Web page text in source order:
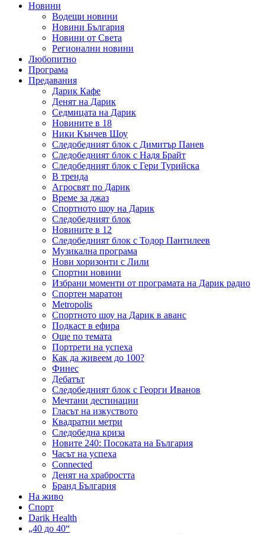
Новини
Водещи новини
Новини България
Новини от Света
Регионални новини
Любопитно
Програма
Предавания
Дарик Кафе
Денят на Дарик
Седмицата на Дарик
Новините в 18
Ники Кънчев Шоу
Следобедният блок с Димитър Панев
Следобедният блок с Надя Брайт
Следобедният блок с Гери Турийска
В тренда
Агросвят по Дарик
Време за джаз
Спортното шоу на Дарик
Следобедният блок
Новините в 12
Следобедният блок с Тодор Пантилеев
Музикална програма
Нови хоризонти с Лили
Спортни новини
Избрани моменти от програмата на Дарик радио
Спортен маратон
Metropolis
Спортното шоу на Дарик в аванс
Подкаст в ефира
Още по темата
Портрети на успеха
Как да живеем до 100?
Финес
Дебатът
Следобедният блок с Георги Иванов
Мечтани дестинации
Гласът на изкуството
Квадратни метри
Следобедна криза
Новите 240: Посоката на България
Часът на успеха
Connected
Денят на храбростта
Бранд България
На живо
Спорт
Darik Health
„40 до 40“